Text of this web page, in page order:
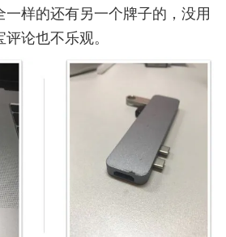
样的还有另一个牌子的，没用
论也不乐观。